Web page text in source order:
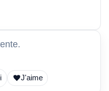
J'aime